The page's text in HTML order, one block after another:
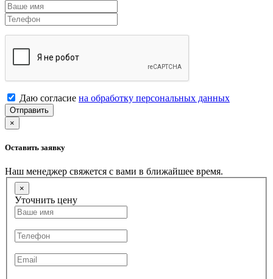
Даю согласие на обработку персональных данных
Отправить
×
Оставить заявку
Наш менеджер свяжется с вами в ближайшее время.
×
Уточнить цену